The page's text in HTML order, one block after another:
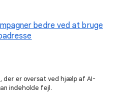
bedre ved at bruge
der er oversat ved hjælp af AI-
indeholde fejl.